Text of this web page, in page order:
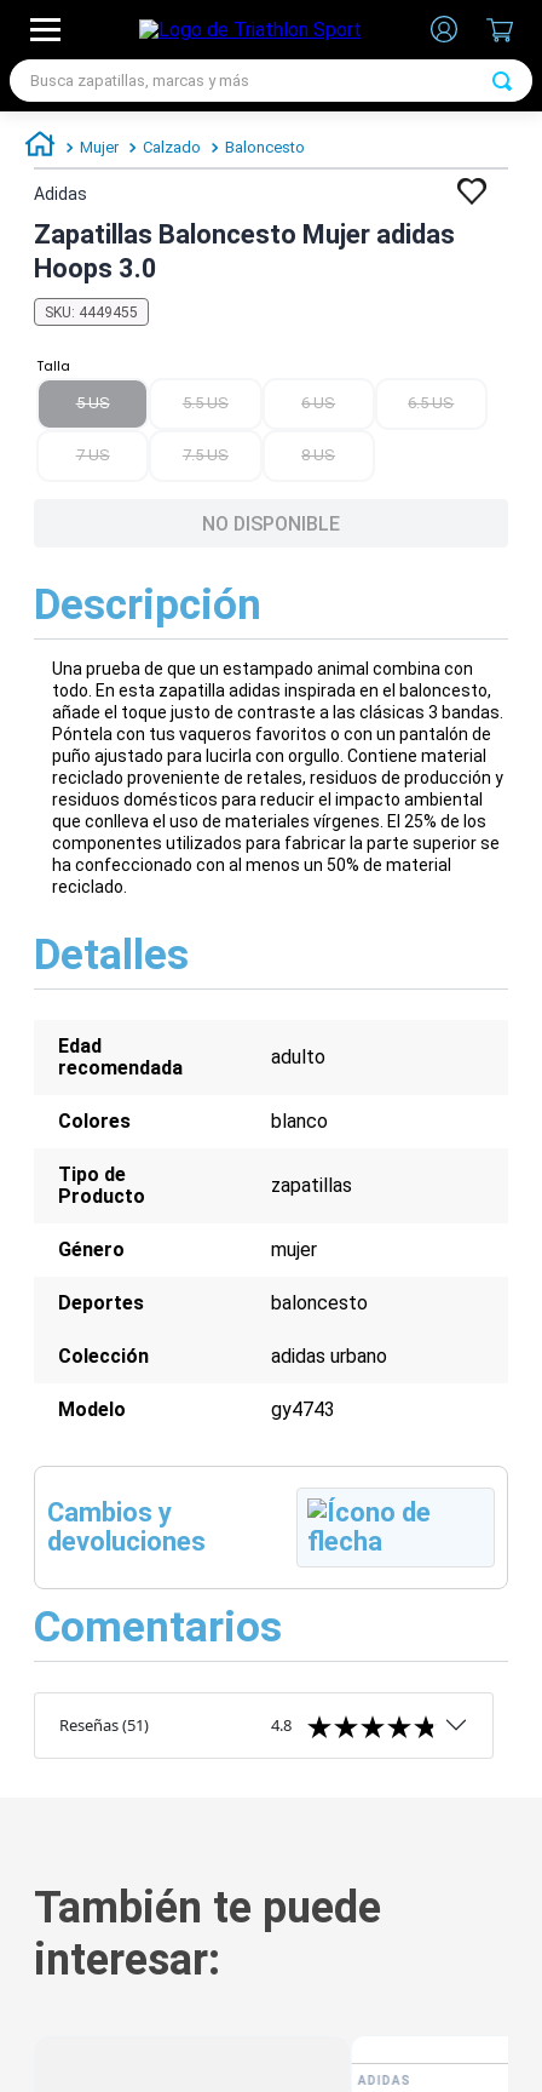
Busca zapatillas, marcas y más
Mujer Calzado Baloncesto
Adidas
Zapatillas Baloncesto Mujer adidas
Hoops 3.0
SKU: 4449455
Talla
5 US 5.5 US 6 US 6.5 US
7 US 7.5 US 8 US
NO DISPONIBLE
Descripción
Una prueba de que un estampado animal combina con
todo. En esta zapatilla adidas inspirada en el baloncesto,
añade el toque justo de contraste a las clásicas 3 bandas.
Póntela con tus vaqueros favoritos o con un pantalón de
puño ajustado para lucirla con orgullo. Contiene material
reciclado proveniente de retales, residuos de producción y
residuos domésticos para reducir el impacto ambiental
que conlleva el uso de materiales vírgenes. El 25% de los
componentes utilizados para fabricar la parte superior se
ha confeccionado con al menos un 50% de material
reciclado.
Detalles
Edad
recomendada
adulto
Colores blanco
Tipo de
Producto
zapatillas
Género mujer
Deportes baloncesto
Colección adidas urbano
Modelo gy4743
Cambios y
devoluciones
Comentarios
Reseñas(51) 4.8
También te puede
interesar:
ADIDAS
1.
zapatillas futbol
2
3.
zapatillas adidas hombre
4.
5.
chimpunes
6.
zapatillas nike hombre
zapatillas nike mujer